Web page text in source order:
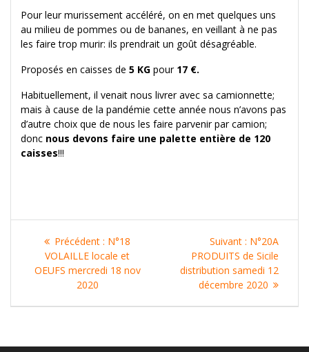
Pour leur murissement accéléré, on en met quelques uns
au milieu de pommes ou de bananes, en veillant à ne pas
les faire trop murir: ils prendrait un goût désagréable.
Proposés en caisses de 5 KG pour 17 €.
Habituellement, il venait nous livrer avec sa camionnette;
mais à cause de la pandémie cette année nous n’avons pas
d’autre choix que de nous les faire parvenir par camion;
donc nous devons faire une palette entière de 120
caisses!!!
Navigation
l’article
Précédent : Article
précédent
N°18
VOLAILLE locale et
OEUFS mercredi 18 nov
2020
Suivant : Article
suivant
:
N°20A
PRODUITS de Sicile
distribution samedi 12
décembre 2020